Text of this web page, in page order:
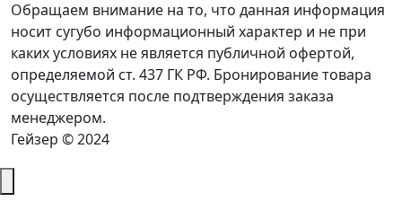
Обращаем внимание на то, что данная информация
носит сугубо информационный характер и не при
каких условиях не является публичной офертой,
определяемой ст. 437 ГК РФ. Бронирование товара
осуществляется после подтверждения заказа
менеджером.
Гейзер © 2024